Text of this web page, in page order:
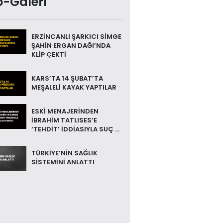
ERZİNCANLI ŞARKICI SİMGE
ŞAHİN ERGAN DAĞI’NDA
KLİP ÇEKTİ
KARS’TA 14 ŞUBAT’TA
MEŞALELİ KAYAK YAPTILAR
ESKİ MENAJERİNDEN
İBRAHİM TATLISES’E
‘TEHDİT’ İDDİASIYLA SUÇ ...
TÜRKİYE’NİN SAĞLIK
SİSTEMİNİ ANLATTI